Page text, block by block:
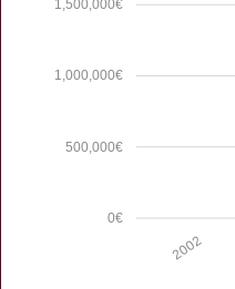
0€
500,000€
1,000,000€
1,500,000€
2002